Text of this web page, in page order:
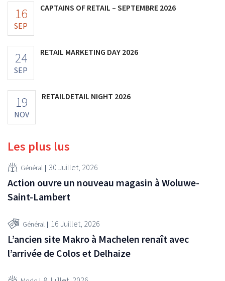
16
SEP
CAPTAINS OF RETAIL – SEPTEMBRE 2026
24
SEP
RETAIL MARKETING DAY 2026
19
NOV
RETAILDETAIL NIGHT 2026
Les plus lus
Général 30 Juillet, 2026
Action ouvre un nouveau magasin à Woluwe-
Saint-Lambert
Général 16 Juillet, 2026
L’ancien site Makro à Machelen renaît avec
l’arrivée de Colos et Delhaize